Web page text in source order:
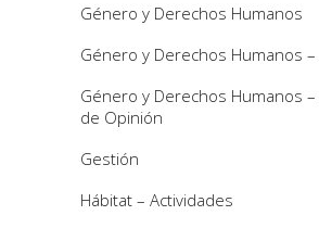
Género y Derechos Humanos
Género y Derechos Humanos
Género y Derechos Humanos
de Opinión
Gestión
Hábitat – Actividades